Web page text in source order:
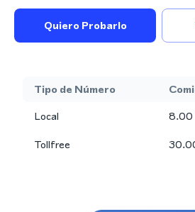
Quiero Probarlo
Tipo de Número
Local
8.00
Tollfree